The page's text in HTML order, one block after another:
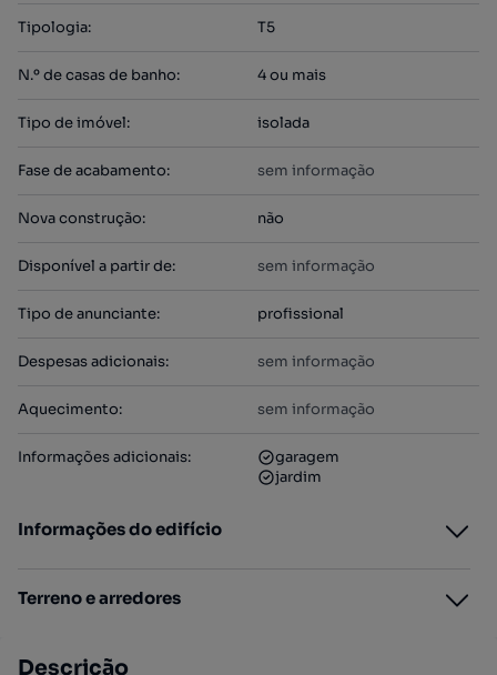
Tipologia: T5
N.º de casas de banho: 4 ou mais
Tipo de imóvel: isolada
Fase de acabamento: sem informação
Nova construção: não
Disponível a partir de: sem informação
Tipo de anunciante: profissional
Despesas adicionais: sem informação
Aquecimento: sem informação
Informações adicionais:
garagem
jardim
Informações do edifício
Terreno e arredores
Descrição